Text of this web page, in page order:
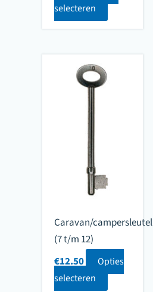
selecteren
Caravan/campersleutel
(7 t/m 12)
€12.50
Opties
selecteren